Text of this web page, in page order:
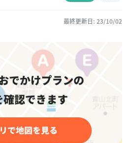
最終更新日: 23/10/02